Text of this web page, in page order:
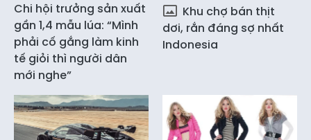
Chi hội trưởng sản xuất
gần 1,4 mẫu lúa: “Mình
phải cố gắng làm kinh
tế giỏi thì người dân
mới nghe”
Khu chợ bán thịt
dơi, rắn đáng sợ nhất
Indonesia